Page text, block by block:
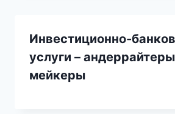
Инвестиционно-
услуги –
мейкеры